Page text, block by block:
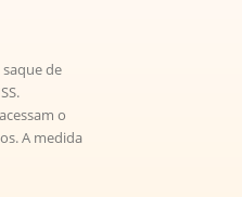
de
o
A medida